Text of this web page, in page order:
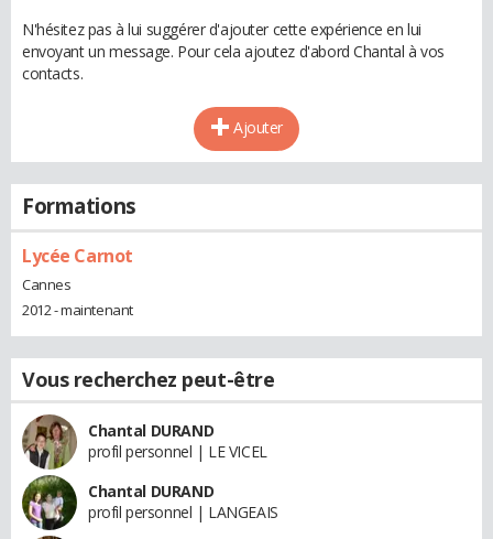
N'hésitez pas à lui suggérer d'ajouter cette expérience en lui
envoyant un message. Pour cela ajoutez d'abord Chantal à vos
contacts.
Ajouter
Formations
Lycée Carnot
Cannes
2012 - maintenant
Vous recherchez peut-être
Chantal DURAND
profil personnel | LE VICEL
Chantal DURAND
profil personnel | LANGEAIS